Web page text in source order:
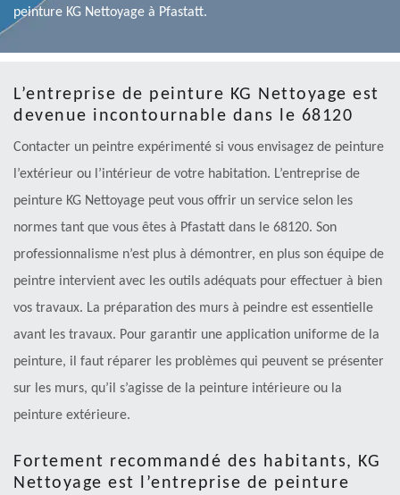
peinture KG Nettoyage à Pfastatt.
L’entreprise de peinture KG Nettoyage est
devenue incontournable dans le 68120
Contacter un peintre expérimenté si vous envisagez de peinture
l’extérieur ou l’intérieur de votre habitation. L’entreprise de
peinture KG Nettoyage peut vous offrir un service selon les
normes tant que vous êtes à Pfastatt dans le 68120. Son
professionnalisme n’est plus à démontrer, en plus son équipe de
peintre intervient avec les outils adéquats pour effectuer à bien
vos travaux. La préparation des murs à peindre est essentielle
avant les travaux. Pour garantir une application uniforme de la
peinture, il faut réparer les problèmes qui peuvent se présenter
sur les murs, qu’il s’agisse de la peinture intérieure ou la
peinture extérieure.
Fortement recommandé des habitants, KG
Nettoyage est l’entreprise de peinture